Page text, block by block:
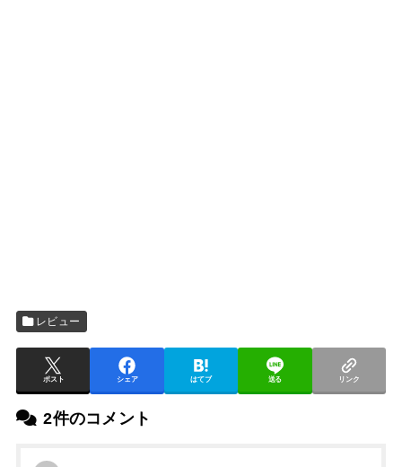
レビュー
ポスト シェア はてブ 送る リンク
2件のコメント